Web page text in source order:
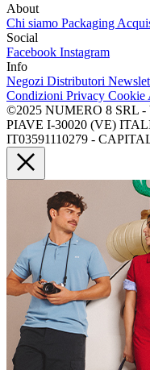
About
Chi siamo Packaging
Social
Facebook Instagram
Info
Negozi Distributori
Condizioni Privacy Cookie
©2025 NUMERO 8 SRL
PIAVE I-30020 (VE)
IT03591110279 -